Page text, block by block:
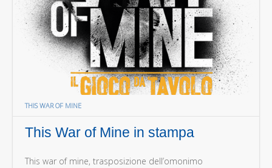
THIS WAR OF MINE
This War of Mine in stampa
This war of mine, trasposizione dell’omonimo